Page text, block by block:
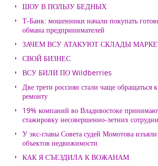
ШОУ В ПОЛЬЗУ БЕДНЫХ
Т-Банк: мошенники начали покупать
обмана предпринимателей
ЗАЧЕМ ВСУ АТАКУЮТ СКЛАДЫ
СВОЙ БИЗНЕС
ВСУ БИЛИ ПО Wildberries
Две трети россиян стали чаще обращаться
ремонту
19% компаний во Владивостоке
стажировку несовершенно-летних
У экс-главы Совета судей Момотова
объектов недвижимости
КАК Я СЪЕЗДИЛА К ВОЖАНАМ